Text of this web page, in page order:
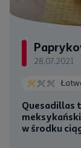
28.07.2021
Quesadillas
w środku